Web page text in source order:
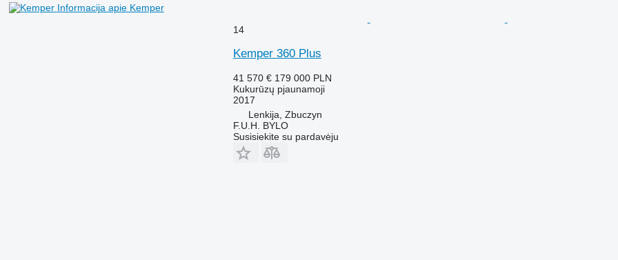
Informacija apie Kemper
14
Kemper 360 Plus
41 570 € 179 000 PLN
Kukurūzų pjaunamoji
2017
Lenkija, Zbuczyn
F.U.H. BYLO
Susisiekite su pardavėju